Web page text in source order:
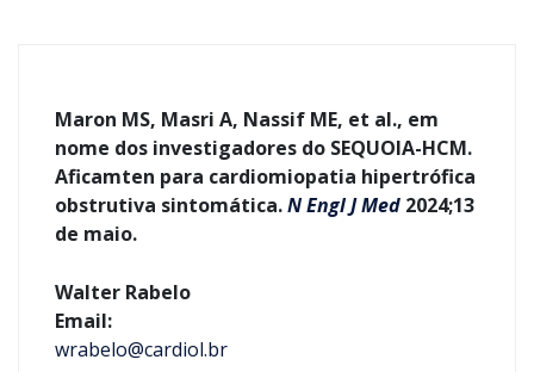
Maron MS, Masri A, Nassif ME, et al., em
nome dos investigadores do SEQUOIA-HCM.
Aficamten para cardiomiopatia hipertrófica
obstrutiva sintomática.N Engl J Med 2024;13
de maio.
Walter Rabelo
Email:
wrabelo@cardiol.br